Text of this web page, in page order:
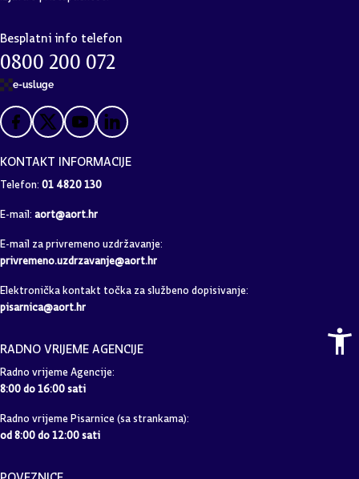
Besplatni info telefon
0800 200 072
e-usluge
KONTAKT INFORMACIJE
Telefon: 01 4820 130
E-mail: aort@aort.hr
E-mail za privremeno uzdržavanje:
privremeno.uzdrzavanje@aort.hr
Elektronička kontakt točka za službeno dopisivanje:
pisarnica@aort.hr
RADNO VRIJEME AGENCIJE
Radno vrijeme Agencije:
8:00 do 16:00 sati
Radno vrijeme Pisarnice (sa strankama):
od 8:00 do 12:00 sati
POVEZNICE